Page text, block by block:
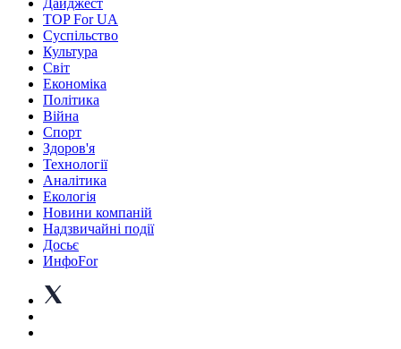
TOP For UA
Суспiльство
Культура
Світ
Економіка
Політика
Війна
Спорт
Здоров'я
Технології
Аналітика
Екологія
Новини компаній
Надзвичайні події
Досьє
ИнфоFor